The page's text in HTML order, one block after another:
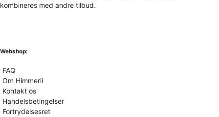
kombineres med andre tilbud.
Webshop:
FAQ
Om Himmerli
Kontakt os
Handelsbetingelser
Fortrydelsesret